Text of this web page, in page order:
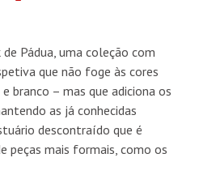
Pádua, uma coleção com
que não foge às cores
branco – mas que adiciona os
as já conhecidas
descontraído que é
peças mais formais, como os